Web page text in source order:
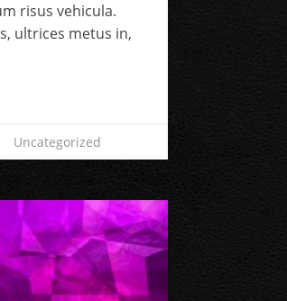
risus vehicula.
ultrices metus in,
Uncategorized